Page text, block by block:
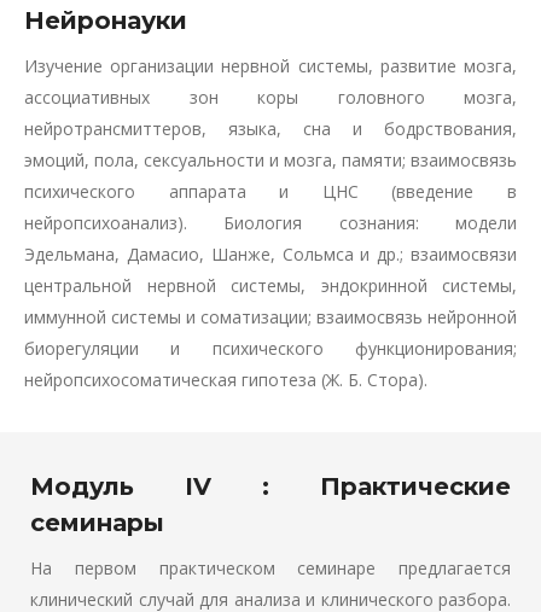
Нейронауки
Изучение организации нервной системы, развитие мозга,
ассоциативных зон коры головного мозга,
нейротрансмиттеров, языка, сна и бодрствования,
эмоций, пола, сексуальности и мозга, памяти; взаимосвязь
психического аппарата и ЦНС (введение в
нейропсихоанализ). Биология сознания: модели
Эдельмана, Дамасио, Шанже, Сольмса и др.; взаимосвязи
центральной нервной системы, эндокринной системы,
иммунной системы и соматизации; взаимосвязь нейронной
биорегуляции и психического функционирования;
нейропсихосоматическая гипотеза (Ж. Б. Стора).
Модуль IV : Практические
семинары
На первом практическом семинаре предлагается
клинический случай для анализа и клинического разбора.